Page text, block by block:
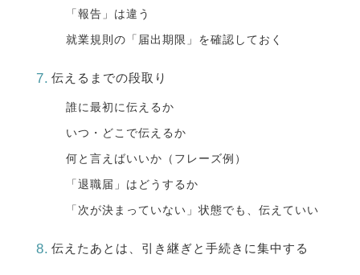
「報告」は違う
就業規則の「届出期限」を確認しておく
伝えるまでの段取り
誰に最初に伝えるか
いつ・どこで伝えるか
何と言えばいいか（フレーズ例）
「退職届」はどうするか
「次が決まっていない」状態でも、伝えていい
伝えたあとは、引き継ぎと手続きに集中する